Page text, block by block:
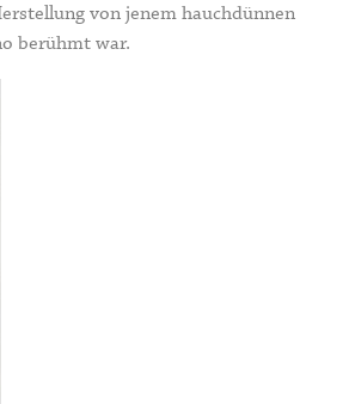
von jenem hauchdünnen
berühmt war.